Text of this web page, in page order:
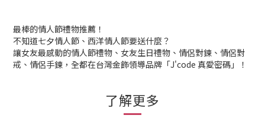
最棒的情人節禮物推薦！
不知道七夕情人節、西洋情人節要送什麼？
讓女友最感動的情人節禮物、女友生日禮物、情侶對鍊、情侶對
戒、情侶手鍊，全都在台灣金飾領導品牌「J'code 真愛密碼」！
了解更多